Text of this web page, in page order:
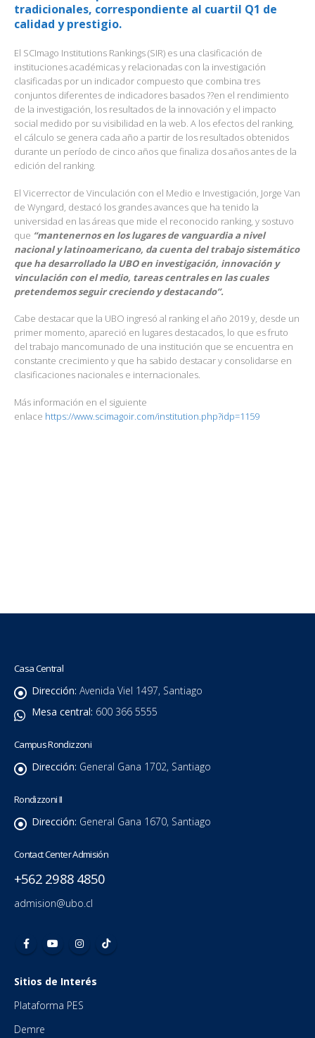
tradicionales, correspondiente al cuartil Q1 de
calidad y prestigio.
El SCImago Institutions Rankings (SIR) es una clasificación de
instituciones académicas y relacionadas con la investigación
clasificadas por un indicador compuesto que combina tres
conjuntos diferentes de indicadores basados ??en el rendimiento
de la investigación, los resultados de la innovación y el impacto
social medido por su visibilidad en la web. A los efectos del ranking,
el cálculo se genera cada año a partir de los resultados obtenidos
durante un período de cinco años que finaliza dos años antes de la
edición del ranking.
El Vicerrector de Vinculación con el Medio e Investigación, Jorge Van
de Wyngard, destacó los grandes avances que ha tenido la
universidad en las áreas que mide el reconocido ranking, y sostuvo
que “mantenernos en los lugares de vanguardia a nivel
nacional y latinoamericano, da cuenta del trabajo sistemático
que ha desarrollado la UBO en investigación, innovación y
vinculación con el medio, tareas centrales en las cuales
pretendemos seguir creciendo y destacando”.
Cabe destacar que la UBO ingresó al ranking el año 2019 y, desde un
primer momento, apareció en lugares destacados, lo que es fruto
del trabajo mancomunado de una institución que se encuentra en
constante crecimiento y que ha sabido destacar y consolidarse en
clasificaciones nacionales e internacionales.
Más información en el siguiente
enlace https://www.scimagoir.com/institution.php?idp=1159
Casa Central
Dirección: Avenida Viel 1497, Santiago
Mesa central: 600 366 5555
Campus Rondizzoni
Dirección: General Gana 1702, Santiago
Rondizzoni II
Dirección: General Gana 1670, Santiago
Contact Center Admisión
+562 2988 4850
admision@ubo.cl
Sitios de Interés
Plataforma PES
Demre